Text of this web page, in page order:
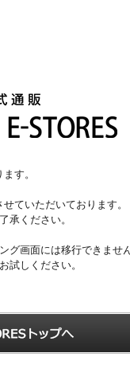
す。
ていただいております。
承ください。
グ画面には移行できませ
試しください。